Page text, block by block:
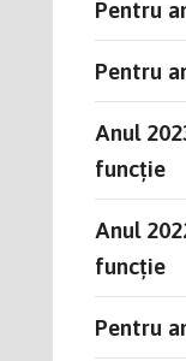
Pentru
Pentru
Anul
funcție
Anul
funcție
Pentru